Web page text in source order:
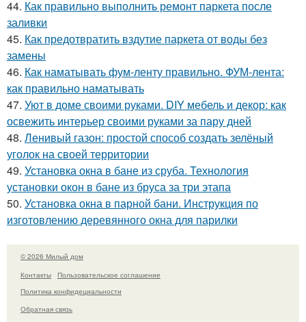
44. Как правильно выполнить ремонт паркета после
заливки
45. Как предотвратить вздутие паркета от воды без
замены
46. Как наматывать фум-ленту правильно. ФУМ-лента:
как правильно наматывать
47. Уют в доме своими руками. DIY мебель и декор: как
освежить интерьер своими руками за пару дней
48. Ленивый газон: простой способ создать зелёный
уголок на своей территории
49. Установка окна в бане из сруба. Технология
установки окон в бане из бруса за три этапа
50. Установка окна в парной бани. Инструкция по
изготовлению деревянного окна для парилки
© 2026 Милый дом
Контакты
Пользовательское соглашение
Политика конфидециальности
Обратная связь